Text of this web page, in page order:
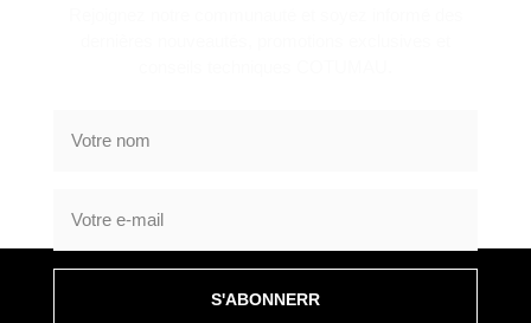
S'ABONNERR